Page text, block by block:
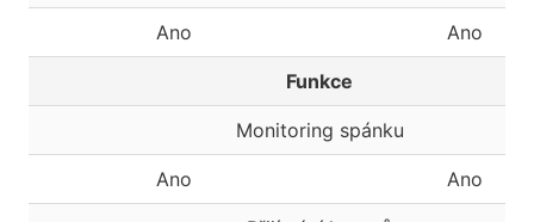
Ano Ano
Funkce
Monitoring spánku
Ano Ano